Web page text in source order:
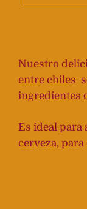
Nuestro
entre chiles
ingredientes
Es ideal para
cerveza,